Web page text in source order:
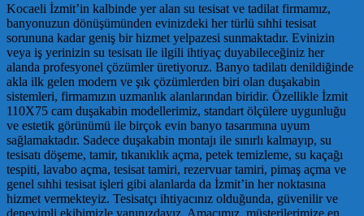
Kocaeli İzmit’in kalbinde yer alan su tesisat ve tadilat firmamız,
banyonuzun dönüşümünden evinizdeki her türlü sıhhi tesisat
sorununa kadar geniş bir hizmet yelpazesi sunmaktadır. Evinizin
veya iş yerinizin su tesisatı ile ilgili ihtiyaç duyabileceğiniz her
alanda profesyonel çözümler üretiyoruz. Banyo tadilatı denildiğinde
akla ilk gelen modern ve şık çözümlerden biri olan duşakabin
sistemleri, firmamızın uzmanlık alanlarından biridir. Özellikle İzmit
110X75 cam duşakabin modellerimiz, standart ölçülere uygunluğu
ve estetik görünümü ile birçok evin banyo tasarımına uyum
sağlamaktadır. Sadece duşakabin montajı ile sınırlı kalmayıp, su
tesisatı döşeme, tamir, tıkanıklık açma, petek temizleme, su kaçağı
tespiti, lavabo açma, tesisat tamiri, rezervuar tamiri, pimaş açma ve
genel sıhhi tesisat işleri gibi alanlarda da İzmit’in her noktasına
hizmet vermekteyiz. Tesisatçı ihtiyacınız olduğunda, güvenilir ve
deneyimli ekibimizle yanınızdayız. Amacımız, müşterilerimize en